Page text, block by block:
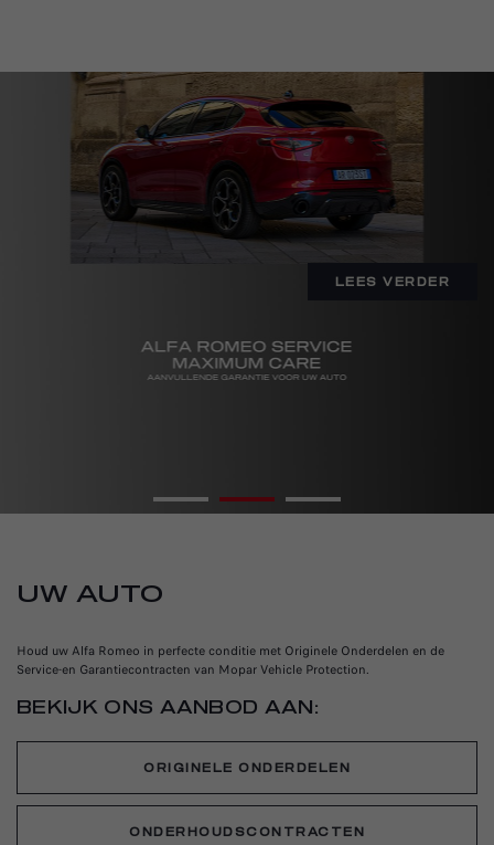
ONTDEK
layerTitle
LEES VERDER​
UW AUTO
Houd uw Alfa Romeo in perfecte conditie met Originele Onderdelen en de
Service-en Garantiecontracten van Mopar Vehicle Protection.
BEKIJK ONS AANBOD AAN:
ORIGINELE ONDERDELEN
ONDERHOUDSCONTRACTEN